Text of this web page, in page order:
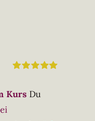
5
Kurs Du